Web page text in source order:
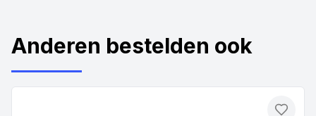
Anderen bestelden ook